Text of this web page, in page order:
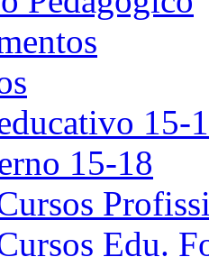
15-
15-18
Edu.